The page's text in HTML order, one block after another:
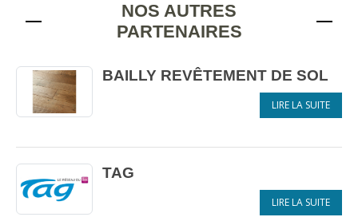
NOS AUTRES
PARTENAIRES
BAILLY REVÊTEMENT DE SOL
LIRE LA SUITE
TAG
LIRE LA SUITE